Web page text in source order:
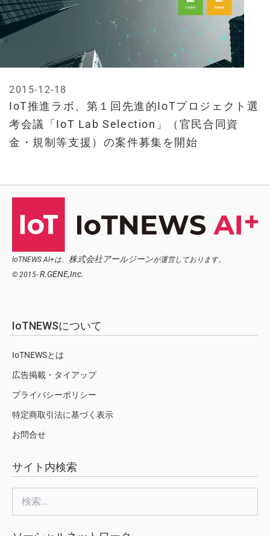
IoT推進ラボ、第１回先進的IoTプロジェクト選
考会議「IoT Lab Selection」（官民合同資
金・規制等支援）の案件募集を開始
2015-12-18
IoTNEWS AI+は、 株式会社アールジーンが運営しております。
© 2015- R.GENE,Inc.
IoTNEWSについて
IoTNEWSとは
広告掲載・タイアップ
プライバシーポリシー
特定商取引法に基づく表示
お問合せ
サイト内検索
索: